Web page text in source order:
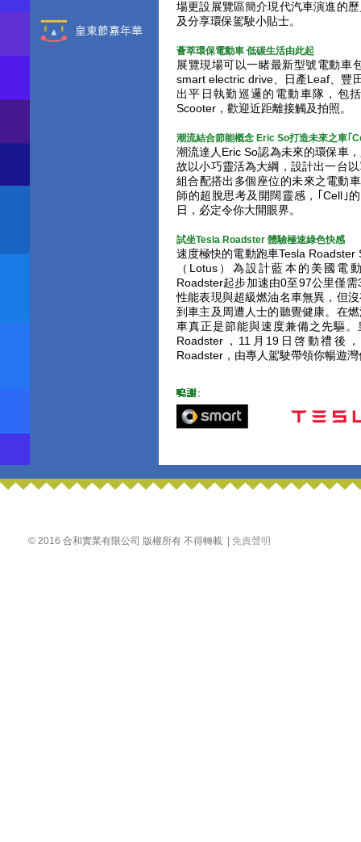
場更設展覽區簡介現代汽車演進的
及分享環保駕駛小貼士。
薈萃環保電動車 低碳生活由此起
展覽現場可以一睹最新型號電動車
smart electric drive、日產Leaf、豐
出平日執勤巡邏的電動車隊，包
Scooter，歡迎近距離接觸及拍照。
潮流結合節能概念 Eric So打造未來之車｢
潮流達人Eric So認為未來的環保車
故以小巧靈活為大綱，設計出一台
組合配搭出多個座位的未來之電動
師的超脫思考及開闊靈感，｢Cell｣
日，必定令你大開眼界。
試坐Tesla Roadster 體驗極速綠色快感
速度極快的電動跑車Tesla
（Lotus）為設計藍本的美國電
Roadster起步加速由0至97公里僅
性能表現與超級燃油名車無異，但
到車主及周遭人士的聽覺健康。在
車真正是節能與速度兼備之先驅
Roadster，11月19日啓動禮後
Roadster，由專人駕駛帶領你暢遊
© 2016 合和實業有限公司 版權所有 不得轉載 | 免責聲明